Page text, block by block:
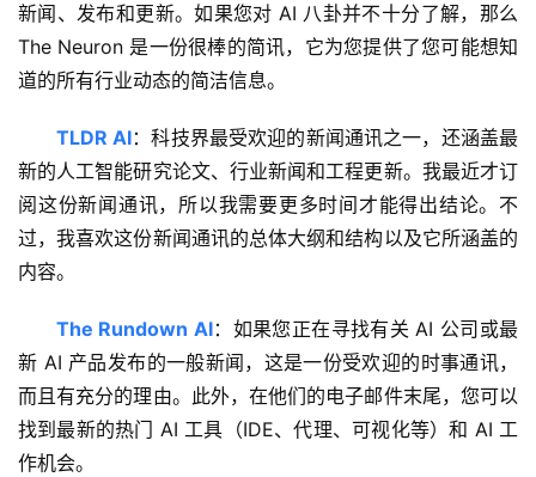
新闻、发布和更新。如果您对 AI 八卦并不十分了解，那么
The Neuron 是一份很棒的简讯，它为您提供了您可能想知
道的所有行业动态的简洁信息。
TLDR AI：科技界最受欢迎的新闻通讯之一，还涵盖最
新的人工智能研究论文、行业新闻和工程更新。我最近才订
阅这份新闻通讯，所以我需要更多时间才能得出结论。不
过，我喜欢这份新闻通讯的总体大纲和结构以及它所涵盖的
内容。
The Rundown AI：如果您正在寻找有关 AI 公司或最
新 AI 产品发布的一般新闻，这是一份受欢迎的时事通讯，
而且有充分的理由。此外，在他们的电子邮件末尾，您可以
找到最新的热门 AI 工具（IDE、代理、可视化等）和 AI 工
作机会。